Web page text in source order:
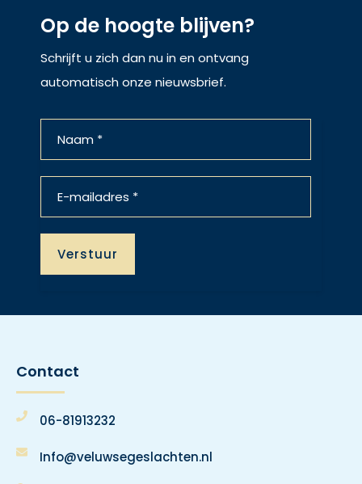
Op de hoogte blijven?
Schrijft u zich dan nu in en ontvang
automatisch onze nieuwsbrief.
Contact
06-81913232
Info@veluwsegeslachten.nl